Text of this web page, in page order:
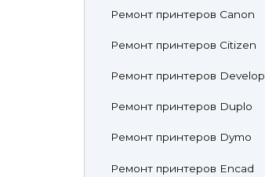
Ремонт принтеров Canon
Ремонт принтеров Citizen
Ремонт принтеров Develop
Ремонт принтеров Duplo
Ремонт принтеров Dymo
Ремонт принтеров Encad